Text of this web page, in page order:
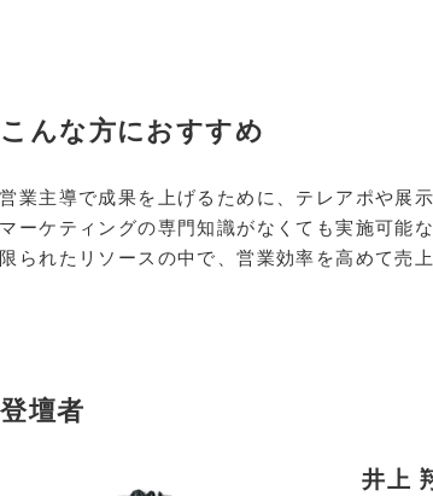
こんな方におすすめ
営業主導で成果を上げるために、テレアポや展
マーケティングの専門知識がなくても実施可能
限られたリソースの中で、営業効率を高めて売
登壇者
井上